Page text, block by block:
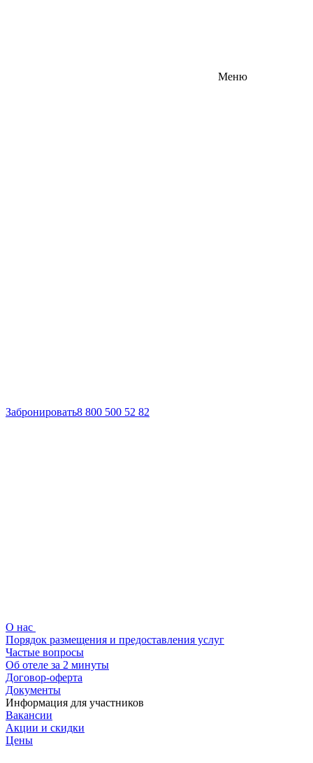
Меню
Забронировать8 800 500 52 82
О нас
Порядок размещения и предоставления услуг
Частые вопросы
Об отеле за 2 минуты
Договор-оферта
Документы
Информация для участников
Вакансии
Акции и скидки
Цены